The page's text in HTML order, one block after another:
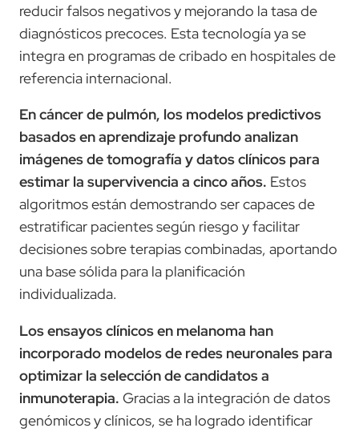
reducir falsos negativos y mejorando la tasa de
diagnósticos precoces. Esta tecnología ya se
integra en programas de cribado en hospitales de
referencia internacional.
En cáncer de pulmón, los modelos predictivos
basados en aprendizaje profundo analizan
imágenes de tomografía y datos clínicos para
estimar la supervivencia a cinco años. Estos
algoritmos están demostrando ser capaces de
estratificar pacientes según riesgo y facilitar
decisiones sobre terapias combinadas, aportando
una base sólida para la planificación
individualizada.
Los ensayos clínicos en melanoma han
incorporado modelos de redes neuronales para
optimizar la selección de candidatos a
inmunoterapia. Gracias a la integración de datos
genómicos y clínicos, se ha logrado identificar